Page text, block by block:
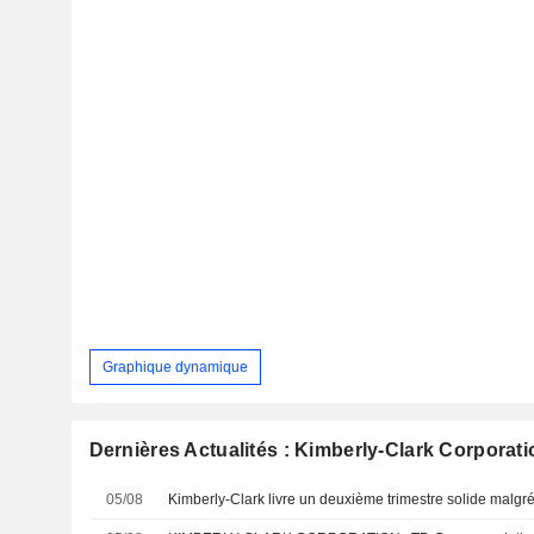
Graphique dynamique
Dernières Actualités : Kimberly-Clark
05/08